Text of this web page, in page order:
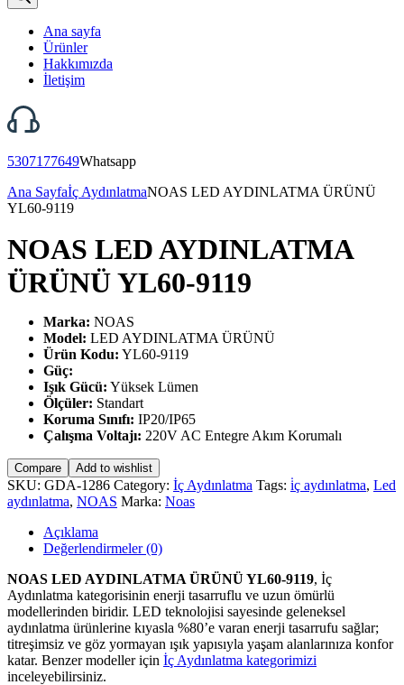
Ana sayfa
Ürünler
Hakkımızda
İletişim
5307177649Whatsapp
Ana Sayfaİç AydınlatmaNOAS LED AYDINLATMA ÜRÜNÜ
YL60-9119
NOAS LED AYDINLATMA
ÜRÜNÜ YL60-9119
Marka: NOAS
Model: LED AYDINLATMA ÜRÜNÜ
Ürün Kodu: YL60-9119
Güç:
Işık Gücü: Yüksek Lümen
Ölçüler: Standart
Koruma Sınıfı: IP20/IP65
Çalışma Voltajı: 220V AC Entegre Akım Korumalı
Compare Add to wishlist
SKU: GDA-1286 Category: İç Aydınlatma Tags: i̇ç aydınlatma, Led
aydınlatma, NOAS Marka: Noas
Açıklama
Değerlendirmeler (0)
NOAS LED AYDINLATMA ÜRÜNÜ YL60-9119, İç
Aydınlatma kategorisinin enerji tasarruflu ve uzun ömürlü
modellerinden biridir. LED teknolojisi sayesinde geleneksel
aydınlatma ürünlerine kıyasla %80’e varan enerji tasarrufu sağlar;
titreşimsiz ve göz yormayan ışık yapısıyla yaşam alanlarınıza konfor
katar. Benzer modeller için İç Aydınlatma kategorimizi
inceleyebilirsiniz.